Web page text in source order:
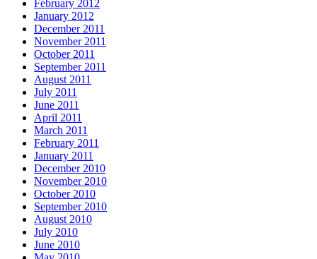
February 2012
January 2012
December 2011
November 2011
October 2011
September 2011
August 2011
July 2011
June 2011
April 2011
March 2011
February 2011
January 2011
December 2010
November 2010
October 2010
September 2010
August 2010
July 2010
June 2010